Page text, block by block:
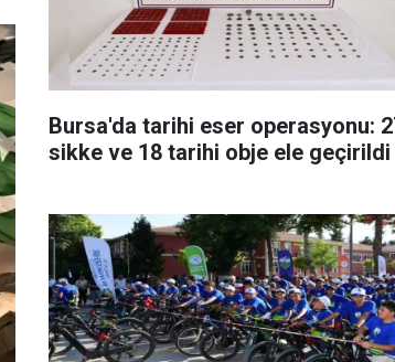
Bursa'da tarihi eser operasyonu:
sikke ve 18 tarihi obje ele geçirildi